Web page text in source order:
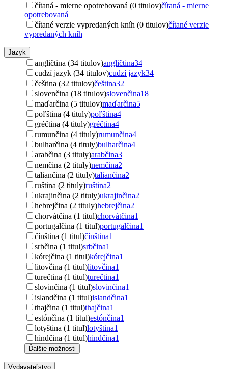
čítaná - mierne opotrebovaná (0 titulov)čítaná - mierne
opotrebovaná
čítané verzie vypredaných kníh (0 titulov)čítané verzie
vypredaných kníh
Jazyk
angličtina (34 titulov)angličtina34
cudzí jazyk (34 titulov)cudzí jazyk34
čeština (32 titulov)čeština32
slovenčina (18 titulov)slovenčina18
maďarčina (5 titulov)maďarčina5
poľština (4 tituly)poľština4
gréčtina (4 tituly)gréčtina4
rumunčina (4 tituly)rumunčina4
bulharčina (4 tituly)bulharčina4
arabčina (3 tituly)arabčina3
nemčina (2 tituly)nemčina2
taliančina (2 tituly)taliančina2
ruština (2 tituly)ruština2
ukrajinčina (2 tituly)ukrajinčina2
hebrejčina (2 tituly)hebrejčina2
chorvátčina (1 titul)chorvátčina1
portugalčina (1 titul)portugalčina1
čínština (1 titul)čínština1
srbčina (1 titul)srbčina1
kórejčina (1 titul)kórejčina1
litovčina (1 titul)litovčina1
turečtina (1 titul)turečtina1
slovinčina (1 titul)slovinčina1
islandčina (1 titul)islandčina1
thajčina (1 titul)thajčina1
estónčina (1 titul)estónčina1
lotyština (1 titul)lotyština1
hindčina (1 titul)hindčina1
Ďalšie možnosti
Vydavateľstvo